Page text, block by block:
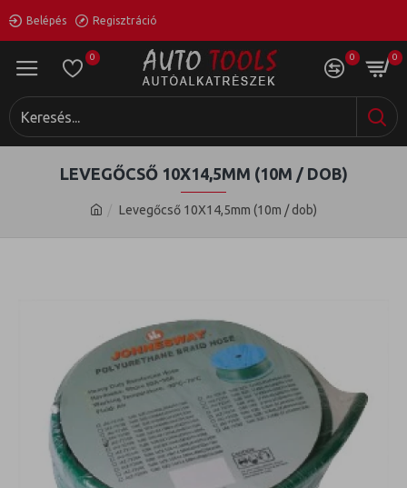
Belépés Regisztráció
0 0 0
Levegőcső 10X14,5mm (10m / dob)
LEVEGŐCSŐ 10X14,5MM (10M / DOB)